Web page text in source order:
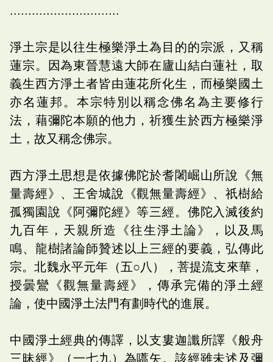
..............................
淨土宗是以往生極樂淨土為目的的宗派，又稱
蓮宗。因為東晉慧遠大師在廬山結白蓮社，取
義生西方淨土者皆由蓮花所化生，而極樂國土
亦名蓮邦。本宗特別以稱念佛名為主要修行
法，藉彌陀本願的他力，祈獲生於西方極樂淨
土，故又稱念佛宗。
西方淨土思想是依據佛陀於耆闍崛山所說《無
量壽經》、王舍城說《觀無量壽經》、祇樹給
孤獨園說《阿彌陀經》等三經。佛陀入滅後約
九百年，天親所造《往生淨土論》，以及馬
鳴、龍樹諸論師贊述以上三經的要義，弘傳此
宗。北魏永平元年（五○八），菩提流支來華，
授曇鸞《觀無量壽經》，傳承完備的淨土經
論，使中國淨土法門有劃時代的進展。
中國淨土經典的傳譯，以支婁迦讖所譯《般舟
三昧經》（一七九）為嚆矢。該經雖未述及彌